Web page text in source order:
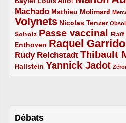
Machado
3/5 Mathieu Molimard
2/5
1/5
Volynets
5/5 Nicolas Tenzer
2/5
1/5
Scholz
2/5 Passe vaccinal
4/5 Raïf
2/5
Enthoven
2/5 Raquel Garrido
5/5
4/5
Rudy Reichstadt
3/5 Thibault
4/5
2/5
Hallstein
2/5 Yannick Jadot
4/5
1/5
Débats